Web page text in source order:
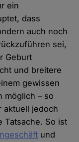
ein
dass
auch noch
sei,
Geburt
und breitere
gewissen
möglich – so
aktuell jedoch
Tatsache. So ist
und